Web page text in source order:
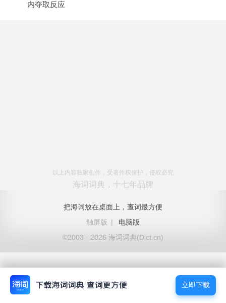
内夺取反应
以上内容独家创作，受著作权保护，侵权必究
海词词典，十七年品牌
把海词放在桌面上，查词最方便
触屏版
|
电脑版
©2003 - 2026 海词词典(Dict.cn)
立即下载
立即下载